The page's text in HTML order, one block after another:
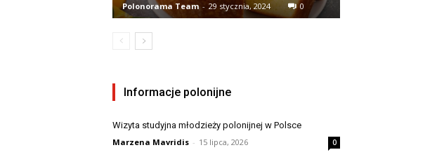
Polonorama Team - 29 stycznia, 2024 0
Informacje polonijne
Wizyta studyjna młodzieży polonijnej w Polsce
Marzena Mavridis - 15 lipca, 2026 0